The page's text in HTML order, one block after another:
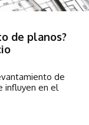
de planos?
de
influyen en el